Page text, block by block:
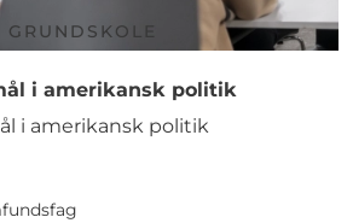
GRUNDSKOLE
i amerikansk politik
i amerikansk politik